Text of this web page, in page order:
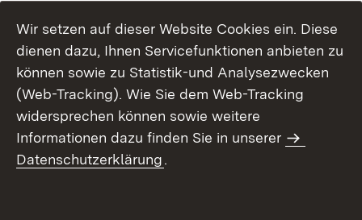
Wir setzen auf dieser Website Cookies ein. Diese
dienen dazu, Ihnen Servicefunktionen anbieten zu
können sowie zu Statistik-und Analysezwecken
(Web-Tracking). Wie Sie dem Web-Tracking
widersprechen können sowie weitere
Informationen dazu finden Sie in unserer
Datenschutzerklärung.